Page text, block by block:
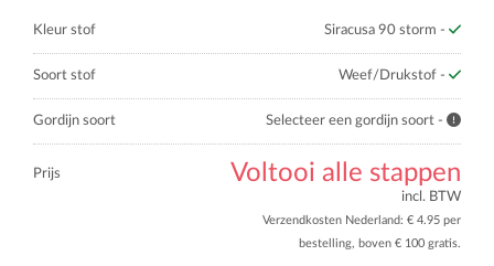
Kleur stof Siracusa 90 storm -
Soort stof Weef/Drukstof -
Gordijn soort Selecteer een gordijn soort -
Prijs Voltooi alle stappen
incl. BTW
Verzendkosten Nederland: € 4.95 per
bestelling, boven € 100 gratis.